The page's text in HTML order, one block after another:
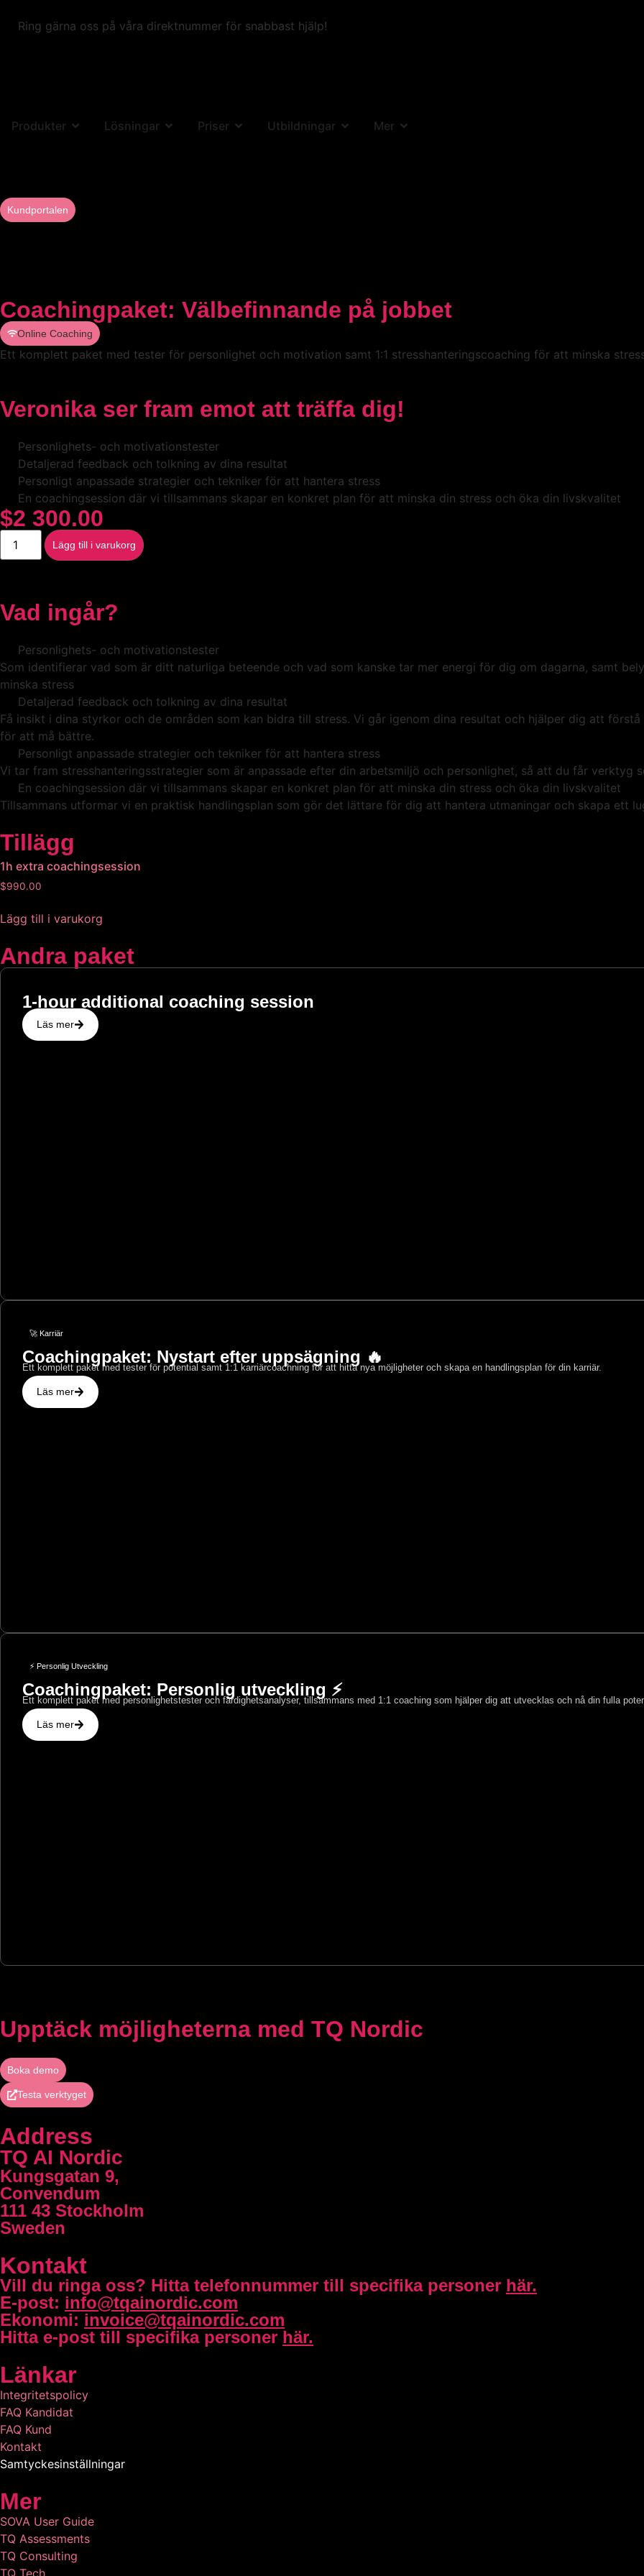
Ring gärna oss på våra direktnummer för snabbast hjälp!
Produkter Lösningar Priser Utbildningar Mer
Kundportalen
Coachingpaket: Välbefinnande på jobbet
Online Coaching
Ett komplett paket med tester för personlighet och motivation samt 1:1 stresshanteringscoaching för att minska
Veronika ser fram emot att träffa dig!
Personlighets- och motivationstester
Detaljerad feedback och tolkning av dina resultat
Personligt anpassade strategier och tekniker för att hantera stress
En coachingsession där vi tillsammans skapar en konkret plan för att minska din stress och öka din livskvalitet
$2 300.00
Lägg till i varukorg
Vad ingår?
Personlighets- och motivationstester
Som identifierar vad som är ditt naturliga beteende och vad som kanske tar mer energi för dig om dagarna, samt
minska stress
Detaljerad feedback och tolkning av dina resultat
Få insikt i dina styrkor och de områden som kan bidra till stress. Vi går igenom dina resultat och hjälper dig att
för att må bättre.
Personligt anpassade strategier och tekniker för att hantera stress
Vi tar fram stresshanteringsstrategier som är anpassade efter din arbetsmiljö och personlighet, så att du får verktyg
En coachingsession där vi tillsammans skapar en konkret plan för att minska din stress och öka din livskvalitet
Tillsammans utformar vi en praktisk handlingsplan som gör det lättare för dig att hantera utmaningar och skapa ett
Tillägg
1h extra coachingsession
$990.00
Lägg till i varukorg
Andra paket
1-hour additional coaching session
Läs mer
🚀 Karriär
Coachingpaket: Nystart efter uppsägning 🔥
Ett komplett paket med tester för potential samt 1:1 karriärcoachning för att hitta nya möjligheter och skapa en handlingsplan för din karriär.
Läs mer
⚡ Personlig Utveckling
Coachingpaket: Personlig utveckling ⚡
Ett komplett paket med personlighetstester och färdighetsanalyser, tillsammans med 1:1 coaching som hjälper dig att utvecklas och nå din fulla
Läs mer
Upptäck möjligheterna med TQ Nordic
Boka demo
Testa verktyget
Address
TQ AI Nordic
Kungsgatan 9,
Convendum
111 43 Stockholm
Sweden
Kontakt
Vill du ringa oss? Hitta telefonnummer till specifika personer här.
E-post: info@tqainordic.com
Ekonomi: invoice@tqainordic.com
Hitta e-post till specifika personer här.
Länkar
Integritetspolicy
FAQ Kandidat
FAQ Kund
Kontakt
Samtyckesinställningar
Mer
SOVA User Guide
TQ Assessments
TQ Consulting
TQ Tech